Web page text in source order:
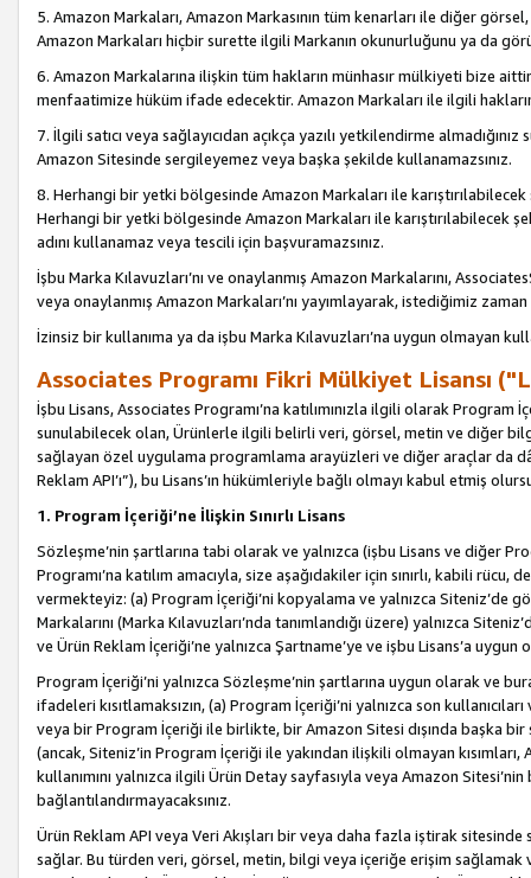
5. Amazon Markaları, Amazon Markasının tüm kenarları ile diğer
Amazon Markaları hiçbir surette ilgili Markanın okunurluğunu ya da
6. Amazon Markalarına ilişkin tüm hakların münhasır mülkiyeti bize
menfaatimize hüküm ifade edecektir. Amazon Markaları ile ilgili
7. İlgili satıcı veya sağlayıcıdan açıkça yazılı yetkilendirme
Amazon Sitesinde sergileyemez veya başka şekilde kullanamazsınız.
8. Herhangi bir yetki bölgesinde Amazon Markaları ile
Herhangi bir yetki bölgesinde Amazon Markaları ile karıştırılabilecek
adını kullanamaz veya tescili için başvuramazsınız.
İşbu Marka Kılavuzları’nı ve onaylanmış Amazon Markalarını,
veya onaylanmış Amazon Markaları’nı yayımlayarak, istediğimiz
İzinsiz bir kullanıma ya da işbu Marka Kılavuzları’na uygun olmayan
Associates Programı Fikri Mülkiyet Lisansı
İşbu Lisans, Associates Programı’na katılımınızla ilgili olarak Program
sunulabilecek olan, Ürünlerle ilgili belirli veri, görsel, metin ve diğer
sağlayan özel uygulama programlama arayüzleri ve diğer araçlar da
Reklam API’ı”), bu Lisans’ın hükümleriyle bağlı olmayı kabul etmiş
1. Program İçeriği’ne İlişkin Sınırlı Lisans
Sözleşme’nin şartlarına tabi olarak ve yalnızca (işbu Lisans ve diğer
Programı’na katılım amacıyla, size aşağıdakiler için sınırlı, kabili
vermekteyiz: (a) Program İçeriği’ni kopyalama ve yalnızca Siteniz’de
Markalarını (Marka Kılavuzları’nda tanımlandığı üzere) yalnızca
ve Ürün Reklam İçeriği’ne yalnızca Şartname’ye ve işbu Lisans’a
Program İçeriği’ni yalnızca Sözleşme’nin şartlarına uygun olarak ve
ifadeleri kısıtlamaksızın, (a) Program İçeriği’ni yalnızca son
veya bir Program İçeriği ile birlikte, bir Amazon Sitesi dışında başka
(ancak, Siteniz’in Program İçeriği ile yakından ilişkili olmayan
kullanımını yalnızca ilgili Ürün Detay sayfasıyla veya Amazon
bağlantılandırmayacaksınız.
Ürün Reklam API veya Veri Akışları bir veya daha fazla iştirak
sağlar. Bu türden veri, görsel, metin, bilgi veya içeriğe erişim sağlamak